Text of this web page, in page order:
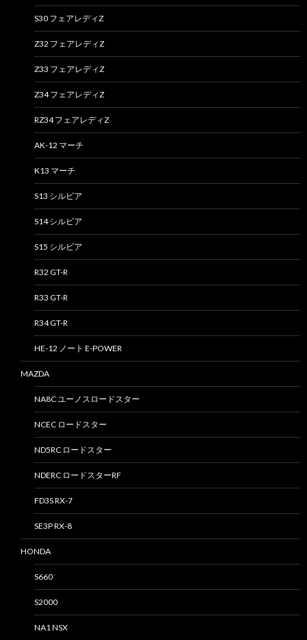
S30 フェアレディZ
Z32 フェアレディZ
Z33 フェアレディZ
Z34 フェアレディZ
RZ34 フェアレディZ
AK-12 マーチ
K13 マーチ
S13 シルビア
S14 シルビア
S15 シルビア
R32 GT-R
R33 GT-R
R34 GT-R
HE-12 ノート E-POWER
MAZDA
NA8C ユーノスロードスター
NCEC ロードスター
ND5RC ロードスター
NDERC ロードスターRF
FD3S RX-7
SE3P RX-8
HONDA
S660
S2000
NA1 NSX